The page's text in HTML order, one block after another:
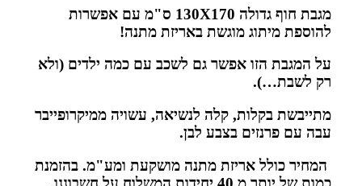
מגבת חוף גדולה 130X170 ס"מ עם אפשרות
להוספת מיתוג מוגשת באריזת מתנה!
על המגבת הזו אפשר גם לשכב עם כמה ילדים (ולא
רק לשבת…).
מתייבשת בקלות, קלה לנשיאה, עשויה ממיקרופייבר
עבה עם פרנזים בצבע לבן.
המחיר כולל אריזת מתנה מושקעת ומע"מ. בהזמנת